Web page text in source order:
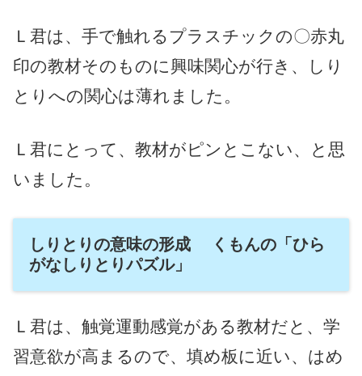
Ｌ君は、手で触れるプラスチックの〇赤丸
印の教材そのものに興味関心が行き、しり
とりへの関心は薄れました。
Ｌ君にとって、教材がピンとこない、と思
いました。
しりとりの意味の形成 くもんの「ひら
がなしりとりパズル」
Ｌ君は、触覚運動感覚がある教材だと、学
習意欲が高まるので、填め板に近い、はめ